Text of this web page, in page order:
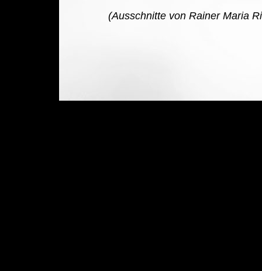
(Ausschnitte von Rainer Maria